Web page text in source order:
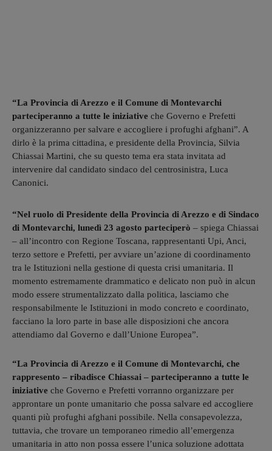
“La Provincia di Arezzo e il Comune di Montevarchi
parteciperanno a tutte le iniziative che Governo e Prefetti
organizzeranno per salvare e accogliere i profughi afghani”. A
dirlo è la prima cittadina, e presidente della Provincia, Silvia
Chiassai Martini, che su questo tema era stata invitata ad
intervenire dal candidato sindaco del centrosinistra, Luca
Canonici.
“Nel ruolo di Presidente della Provincia di Arezzo e di Sindaco
di Montevarchi, lunedì 23 agosto parteciperò – spiega Chiassai
– all’incontro con Regione Toscana, rappresentanti Upi, Anci,
terzo settore e Prefetti, per avviare un’azione di coordinamento
tra le Istituzioni nella gestione di questa crisi umanitaria. Il
momento estremamente drammatico e delicato non può in alcun
modo essere strumentalizzato dalla politica, lasciamo che
responsabilmente le Istituzioni in modo concreto e coordinato,
facciano la loro parte in base alle disposizioni che ancora
attendiamo dal Governo e dall’Unione Europea”.
“La Provincia di Arezzo e il Comune di Montevarchi, che
rappresento – ribadisce Chiassai – parteciperanno a tutte le
iniziative che Governo e Prefetti vorranno organizzare per
approntare un ponte umanitario che possa salvare ed accogliere
quanti più profughi afghani possibile. Nella consapevolezza,
tuttavia, che trovare un temporaneo rimedio all’emergenza
umanitaria in atto non possa essere l’unica soluzione adottata